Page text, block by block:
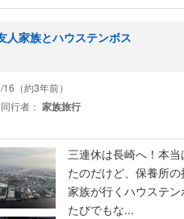
人家族とハウステンボス
（約3年前）
同行者： 家族旅行
三連休は長崎へ！本
たのだけど、保養所
家族が行くハウステ
たびでもな...